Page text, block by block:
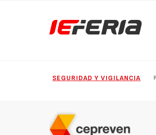
SEGURIDAD Y VIGILANCIA